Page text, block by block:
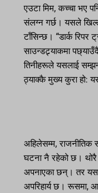
एउटा मिम, कच्चा भए
संलग्न गर्छ। यसले
टाँसिन्छ। “डार्क रिपर
साउन्डट्र्याकमा
तिनीहरूले यसलाई
ठ्याक्कै मुख्य कुरा हो:
अहिलेसम्म, राजनीतिक
घटना नै रहेको छ।
अपनाएका छन्। तर
अपरिहार्य छ। रूसमा,